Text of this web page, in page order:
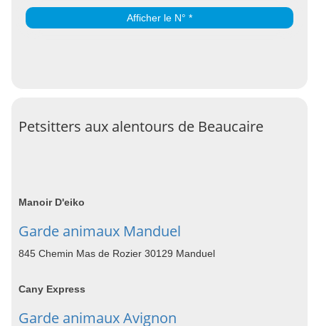
Afficher le N° *
Petsitters aux alentours de Beaucaire
Manoir D'eiko
Garde animaux Manduel
845 Chemin Mas de Rozier 30129 Manduel
Cany Express
Garde animaux Avignon